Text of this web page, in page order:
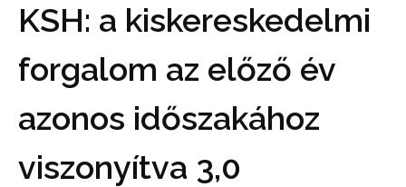
KSH: a kiskereskedelmi
forgalom az előző év
azonos időszakához
viszonyítva 3,0